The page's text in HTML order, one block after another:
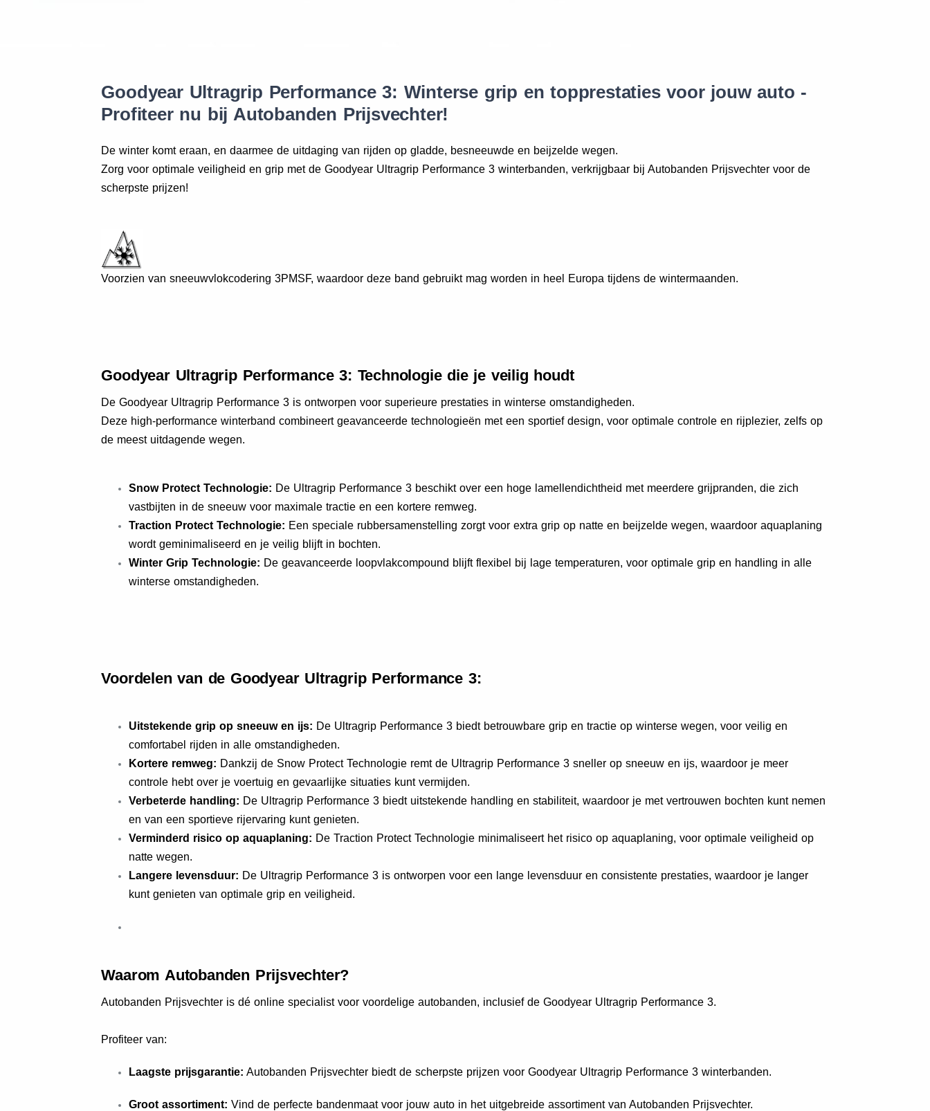
Goodyear Ultragrip Performance 3: Winterse grip en topprestaties voor jouw auto -
Profiteer nu bij Autobanden Prijsvechter!
De winter komt eraan, en daarmee de uitdaging van rijden op gladde, besneeuwde en beijzelde wegen.
Zorg voor optimale veiligheid en grip met de Goodyear Ultragrip Performance 3 winterbanden, verkrijgbaar bij Autobanden Prijsvechter voor de
scherpste prijzen!
Voorzien van sneeuwvlokcodering 3PMSF, waardoor deze band gebruikt mag worden in heel Europa tijdens de wintermaanden.
Goodyear Ultragrip Performance 3: Technologie die je veilig houdt
De Goodyear Ultragrip Performance 3 is ontworpen voor superieure prestaties in winterse omstandigheden.
Deze high-performance winterband combineert geavanceerde technologieën met een sportief design, voor optimale controle en rijplezier, zelfs op
de meest uitdagende wegen.
Snow Protect Technologie: De Ultragrip Performance 3 beschikt over een hoge lamellendichtheid met meerdere grijpranden, die zich
vastbijten in de sneeuw voor maximale tractie en een kortere remweg.
Traction Protect Technologie: Een speciale rubbersamenstelling zorgt voor extra grip op natte en beijzelde wegen, waardoor aquaplaning
wordt geminimaliseerd en je veilig blijft in bochten.
Winter Grip Technologie: De geavanceerde loopvlakcompound blijft flexibel bij lage temperaturen, voor optimale grip en handling in alle
winterse omstandigheden.
Voordelen van de Goodyear Ultragrip Performance 3:
Uitstekende grip op sneeuw en ijs: De Ultragrip Performance 3 biedt betrouwbare grip en tractie op winterse wegen, voor veilig en
comfortabel rijden in alle omstandigheden.
Kortere remweg: Dankzij de Snow Protect Technologie remt de Ultragrip Performance 3 sneller op sneeuw en ijs, waardoor je meer
controle hebt over je voertuig en gevaarlijke situaties kunt vermijden.
Verbeterde handling: De Ultragrip Performance 3 biedt uitstekende handling en stabiliteit, waardoor je met vertrouwen bochten kunt nemen
en van een sportieve rijervaring kunt genieten.
Verminderd risico op aquaplaning: De Traction Protect Technologie minimaliseert het risico op aquaplaning, voor optimale veiligheid op
natte wegen.
Langere levensduur: De Ultragrip Performance 3 is ontworpen voor een lange levensduur en consistente prestaties, waardoor je langer
kunt genieten van optimale grip en veiligheid.
Waarom Autobanden Prijsvechter?
Autobanden Prijsvechter is dé online specialist voor voordelige autobanden, inclusief de Goodyear Ultragrip Performance 3.
Profiteer van:
Laagste prijsgarantie: Autobanden Prijsvechter biedt de scherpste prijzen voor Goodyear Ultragrip Performance 3 winterbanden.
Groot assortiment: Vind de perfecte bandenmaat voor jouw auto in het uitgebreide assortiment van Autobanden Prijsvechter.